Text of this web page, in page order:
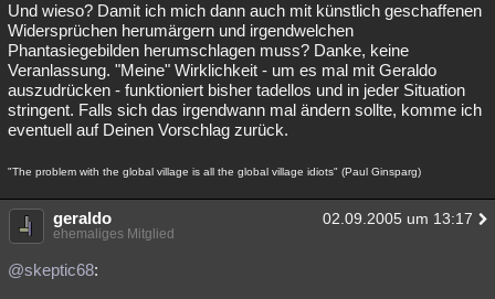
Und wieso? Damit ich mich dann auch mit künstlich geschaffenen
Widersprüchen herumärgern und irgendwelchen
Phantasiegebilden herumschlagen muss? Danke, keine
Veranlassung. "Meine" Wirklichkeit - um es mal mit Geraldo
auszudrücken - funktioniert bisher tadellos und in jeder Situation
stringent. Falls sich das irgendwann mal ändern sollte, komme ich
eventuell auf Deinen Vorschlag zurück.
"The problem with the global village is all the global village idiots" (Paul Ginsparg)
geraldo 02.09.2005 um 13:17
ehemaliges Mitglied
@skeptic68: